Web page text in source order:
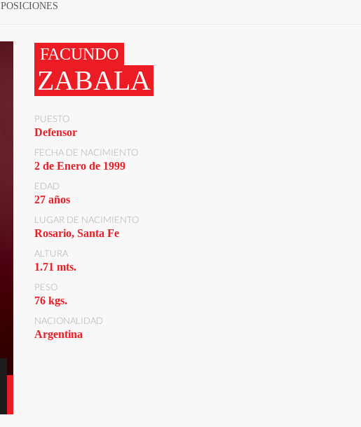
POSICIONES
FACUNDO
ZABALA
PUESTO
Defensor
FECHA DE NACIMIENTO
2 de Enero de 1999
EDAD
27 años
LUGAR DE NACIMIENTO
Rosario, Santa Fe
ALTURA
1.71 mts.
PESO
76 kgs.
NACIONALIDAD
Argentina